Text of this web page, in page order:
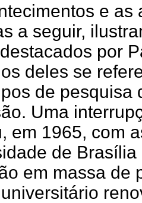
e as
a seguir,
por
deles se
de pesquisa
Uma
em 1965, com
de
em massa de